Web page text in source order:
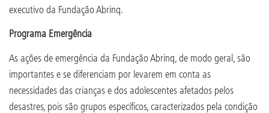
executivo da Fundação Abrinq.
Programa Emergência
As ações de emergência da Fundação Abrinq, de modo geral, são
importantes e se diferenciam por levarem em conta as
necessidades das crianças e dos adolescentes afetados pelos
desastres, pois são grupos específicos, caracterizados pela condição